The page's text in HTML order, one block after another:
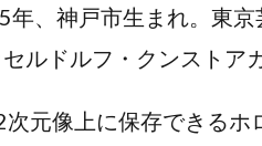
、神戸市生まれ。東
ルドルフ・クンストア
元像上に保存できるホ